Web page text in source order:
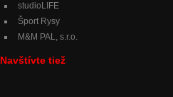
studioLIFE
Šport Rysy
M&M PAL, s.r.o.
Navštívte tiež